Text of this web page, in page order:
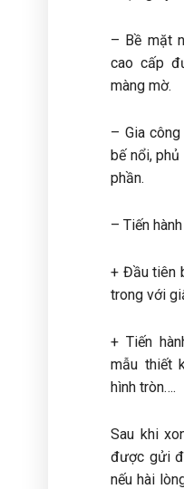
– Bề mặt
cao cấp
màng mờ.
– Gia
bế nổi,
phần.
– Tiến
+ Đầu tiên
trong với
+ Tiến
mẫu thiết
hình tròn….
Sau khi
được gửi
nếu hài